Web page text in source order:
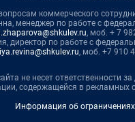
коммерческого
менеджер по работе с
, моб. + 7
директор по работе с
, моб. +7 910
не несет ответственности
содержащейся в рекламных
Информация об ограничениях